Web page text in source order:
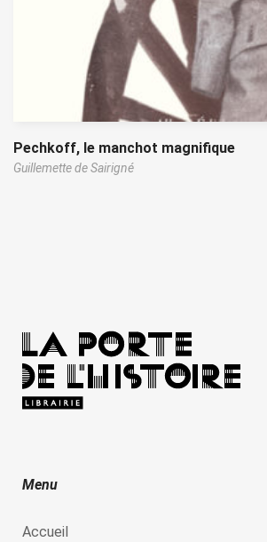
Pechkoff, le manchot magnifique
Guillemette de Sairigné
Menu
Accueil